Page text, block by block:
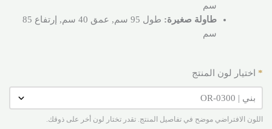
سم
طاولة صغيرة:
طول 95 سم, عمق 40 سم, إرتفاع 85
سم
اختيار لون المنتج *
اللون الافتراضي موضح في تفاصيل المنتج. تقدر تختار لون أخر على ذوقك.